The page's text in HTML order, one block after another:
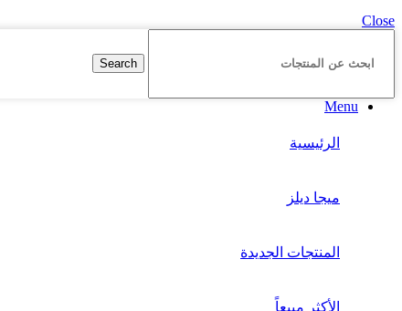
Close
Search
Menu
الرئيسية
ميجا ديلز
المنتجات الجديدة
الأكثر مبيعاً